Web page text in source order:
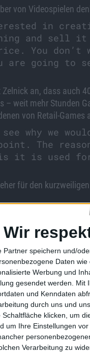
Wir
Partner speichern und/
Daten
Werbung und
gesendet werden.
Mit
und Kenndaten
durch uns und
klicken, um
um Ihre Einstellungen
Verarbeitung zu
von Videospielen
in
and sell
You don’t
are going to
an, dass auch
– weit mehr Stunden
von Retail-Games
why we
The
it is used
für den
used for a
screens